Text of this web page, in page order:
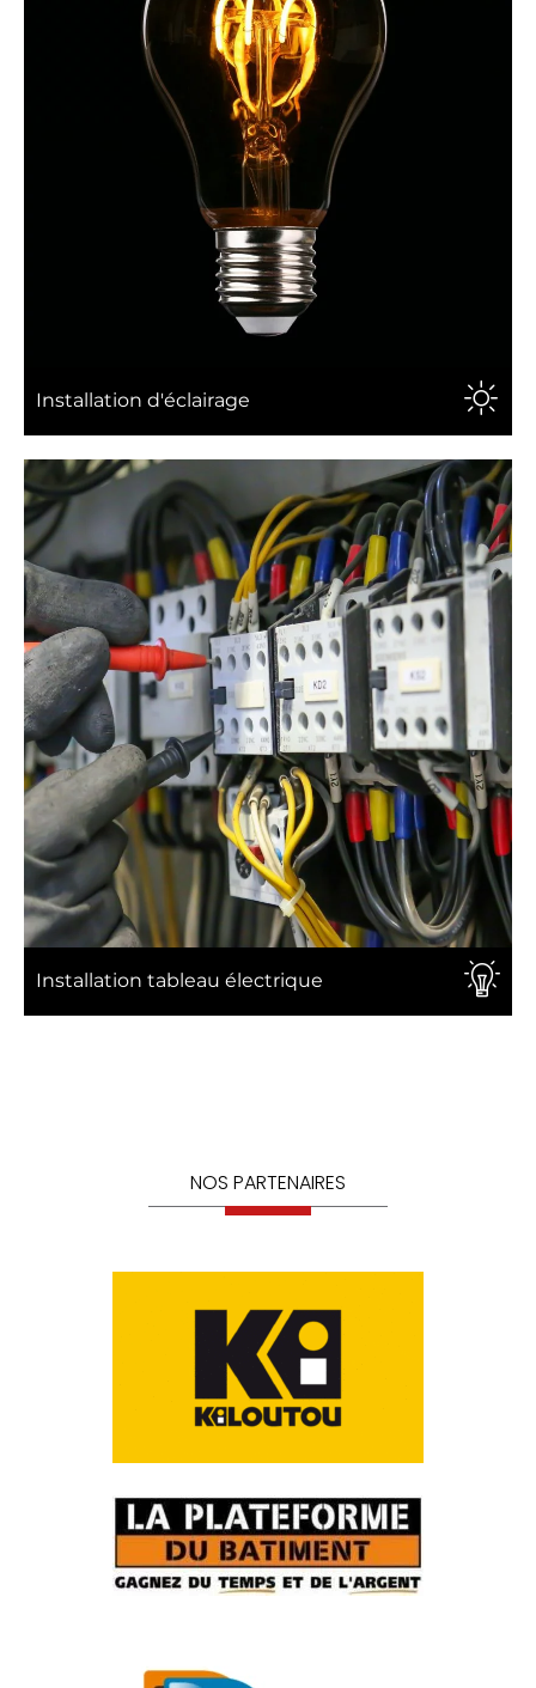
Installation d'éclairage
NOS PARTENAIRES